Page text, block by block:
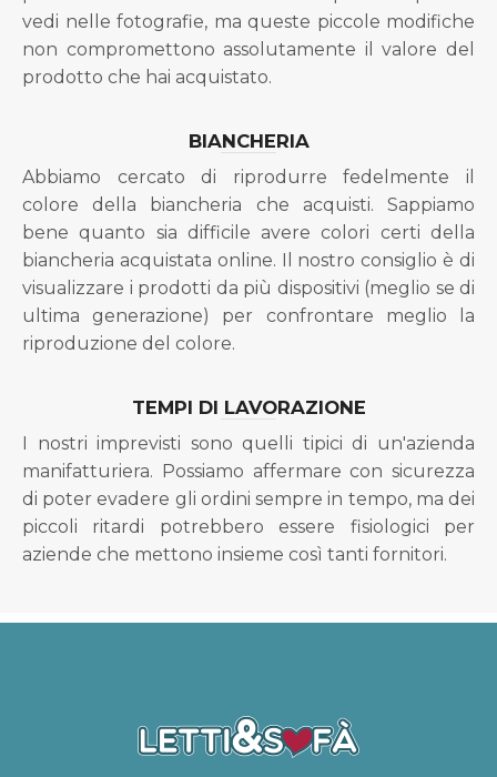
vedi nelle fotografie, ma queste piccole modifiche
non compromettono assolutamente il valore del
prodotto che hai acquistato.
BIANCHERIA
Abbiamo cercato di riprodurre fedelmente il
colore della biancheria che acquisti. Sappiamo
bene quanto sia difficile avere colori certi della
biancheria acquistata online. Il nostro consiglio è di
visualizzare i prodotti da più dispositivi (meglio se di
ultima generazione) per confrontare meglio la
riproduzione del colore.
TEMPI DI LAVORAZIONE
I nostri imprevisti sono quelli tipici di un'azienda
manifatturiera. Possiamo affermare con sicurezza
di poter evadere gli ordini sempre in tempo, ma dei
piccoli ritardi potrebbero essere fisiologici per
aziende che mettono insieme così tanti fornitori.